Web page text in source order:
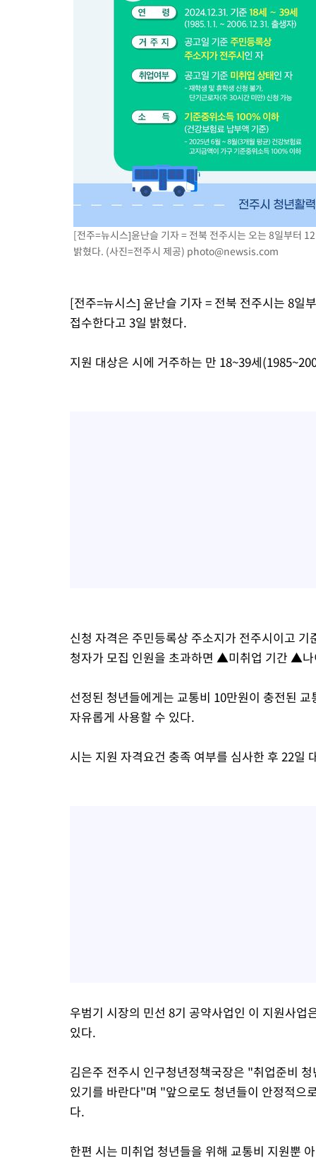
[전주=뉴시스]윤난슬 기자 = 전북 전주시는 오는 8일부터
밝혔다. (사진=전주시 제공) photo@newsis.com
[전주=뉴시스] 윤난슬 기자 = 전북 전주시는 8일
접수한다고 3일 밝혔다.
지원 대상은 시에 거주하는 만 18~39세
신청 자격은 주민등록상 주소지가 전주시이고
청자가 모집 인원을 초과하면 ▲미취업 기간 ▲
선정된 청년들에게는 교통비 10만원이 충전된
자유롭게 사용할 수 있다.
시는 지원 자격요건 충족 여부를 심사한 후 22일
우범기 시장의 민선 8기 공약사업인 이 지원사
있다.
김은주 전주시 인구청년정책국장은 "취업준비
있기를 바란다"며 "앞으로도 청년들이 안정적으
다.
한편 시는 미취업 청년들을 위해 교통비 지원뿐